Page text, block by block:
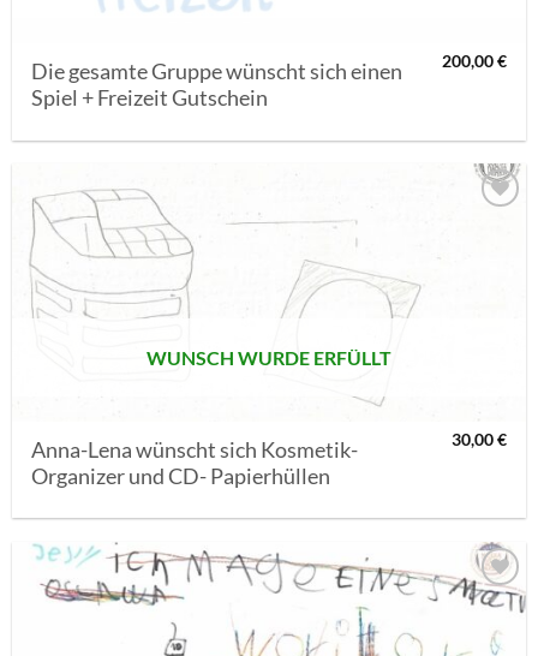
Die gesamte Gruppe wünscht sich einen
Spiel + Freizeit Gutschein
200,00€
WUNSCH WURDE ERFÜLLT
Anna-Lena wünscht sich Kosmetik-
Organizer und CD- Papierhüllen
30,00€
AUF MEINE
SETZEN